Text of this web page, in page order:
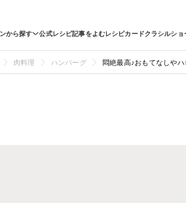
から探す 公式レシピ記事をよむレシピカードクラシルショ
肉料理 ハンバーグ 悶絶最高♪おもてなしや